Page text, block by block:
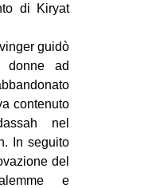
di Kiryat
guidò
donne ad
contenuto
nel
In seguito
del
e